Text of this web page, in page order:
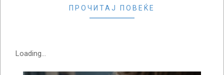
ПРОЧИТАЈ ПОВЕЌЕ
Loading...